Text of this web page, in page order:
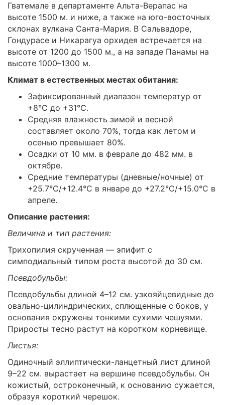
Гватемале в департаменте Альта-Верапас на
высоте 1500 м. и ниже, а также на юго-восточных
склонах вулкана Санта-Мария. В Сальвадоре,
Гондурасе и Никарагуа орхидея встречается на
высоте от 1200 до 1500 м., а на западе Панамы на
высоте 1000–1300 м.
Климат в естественных местах обитания:
Зафиксированный диапазон температур от
+8°C до +31°C.
Средняя влажность зимой и весной
составляет около 70%, тогда как летом и
осенью превышает 80%.
Осадки от 10 мм. в феврале до 482 мм. в
октябре.
Средние температуры (дневные/ночные) от
+25.7°C/+12.4°C в январе до +27.2°C/+15.0°C в
апреле.
Описание растения:
Величина и тип растения:
Трихопилия скрученная — эпифит с
симподиальный типом роста высотой до 30 см.
Псевдобульбы:
Псевдобульбы длиной 4–12 см. узкояйцевидные до
овально-цилиндрических, сплющенные с боков, у
основания окружены тонкими сухими чешуями.
Приросты тесно растут на коротком корневище.
Листья:
Одиночный эллиптически-ланцетный лист длиной
9–22 см. вырастает на вершине псевдобульбы. Он
кожистый, остроконечный, к основанию сужается,
образуя короткий черешок.